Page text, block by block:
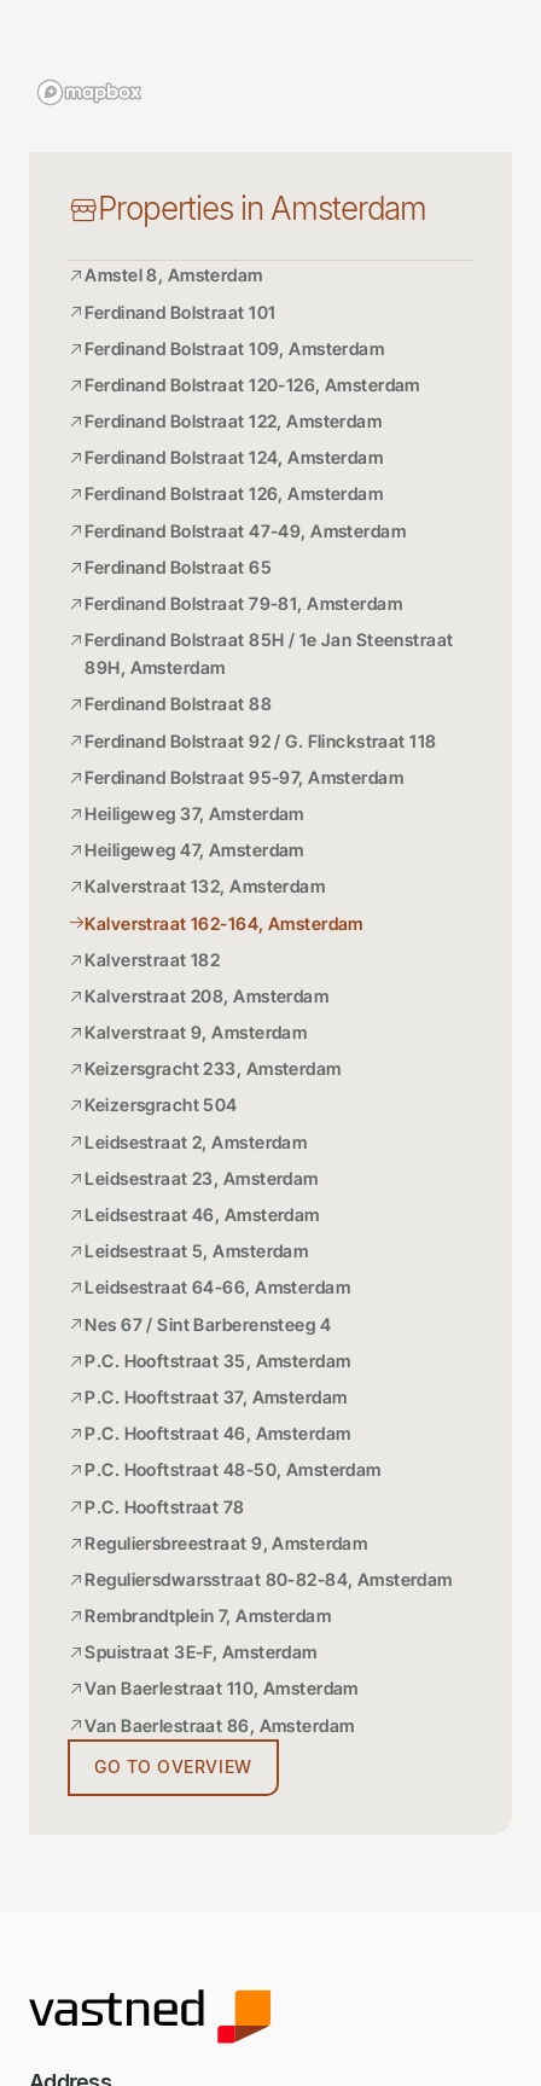
Properties in Amsterdam
Amstel 8, Amsterdam
Ferdinand Bolstraat 101
Ferdinand Bolstraat 109, Amsterdam
Ferdinand Bolstraat 120-126, Amsterdam
Ferdinand Bolstraat 122, Amsterdam
Ferdinand Bolstraat 124, Amsterdam
Ferdinand Bolstraat 126, Amsterdam
Ferdinand Bolstraat 47-49, Amsterdam
Ferdinand Bolstraat 65
Ferdinand Bolstraat 79-81, Amsterdam
Ferdinand Bolstraat 85H / 1e Jan Steenstraat
89H, Amsterdam
Ferdinand Bolstraat 88
Ferdinand Bolstraat 92 / G. Flinckstraat 118
Ferdinand Bolstraat 95-97, Amsterdam
Heiligeweg 37, Amsterdam
Heiligeweg 47, Amsterdam
Kalverstraat 132, Amsterdam
Kalverstraat 162-164, Amsterdam
Kalverstraat 182
Kalverstraat 208, Amsterdam
Kalverstraat 9, Amsterdam
Keizersgracht 233, Amsterdam
Keizersgracht 504
Leidsestraat 2, Amsterdam
Leidsestraat 23, Amsterdam
Leidsestraat 46, Amsterdam
Leidsestraat 5, Amsterdam
Leidsestraat 64-66, Amsterdam
Nes 67 / Sint Barberensteeg 4
P.C. Hooftstraat 35, Amsterdam
P.C. Hooftstraat 37, Amsterdam
P.C. Hooftstraat 46, Amsterdam
P.C. Hooftstraat 48-50, Amsterdam
P.C. Hooftstraat 78
Reguliersbreestraat 9, Amsterdam
Reguliersdwarsstraat 80-82-84, Amsterdam
Rembrandtplein 7, Amsterdam
Spuistraat 3E-F, Amsterdam
Van Baerlestraat 110, Amsterdam
Van Baerlestraat 86, Amsterdam
GO TO OVERVIEW